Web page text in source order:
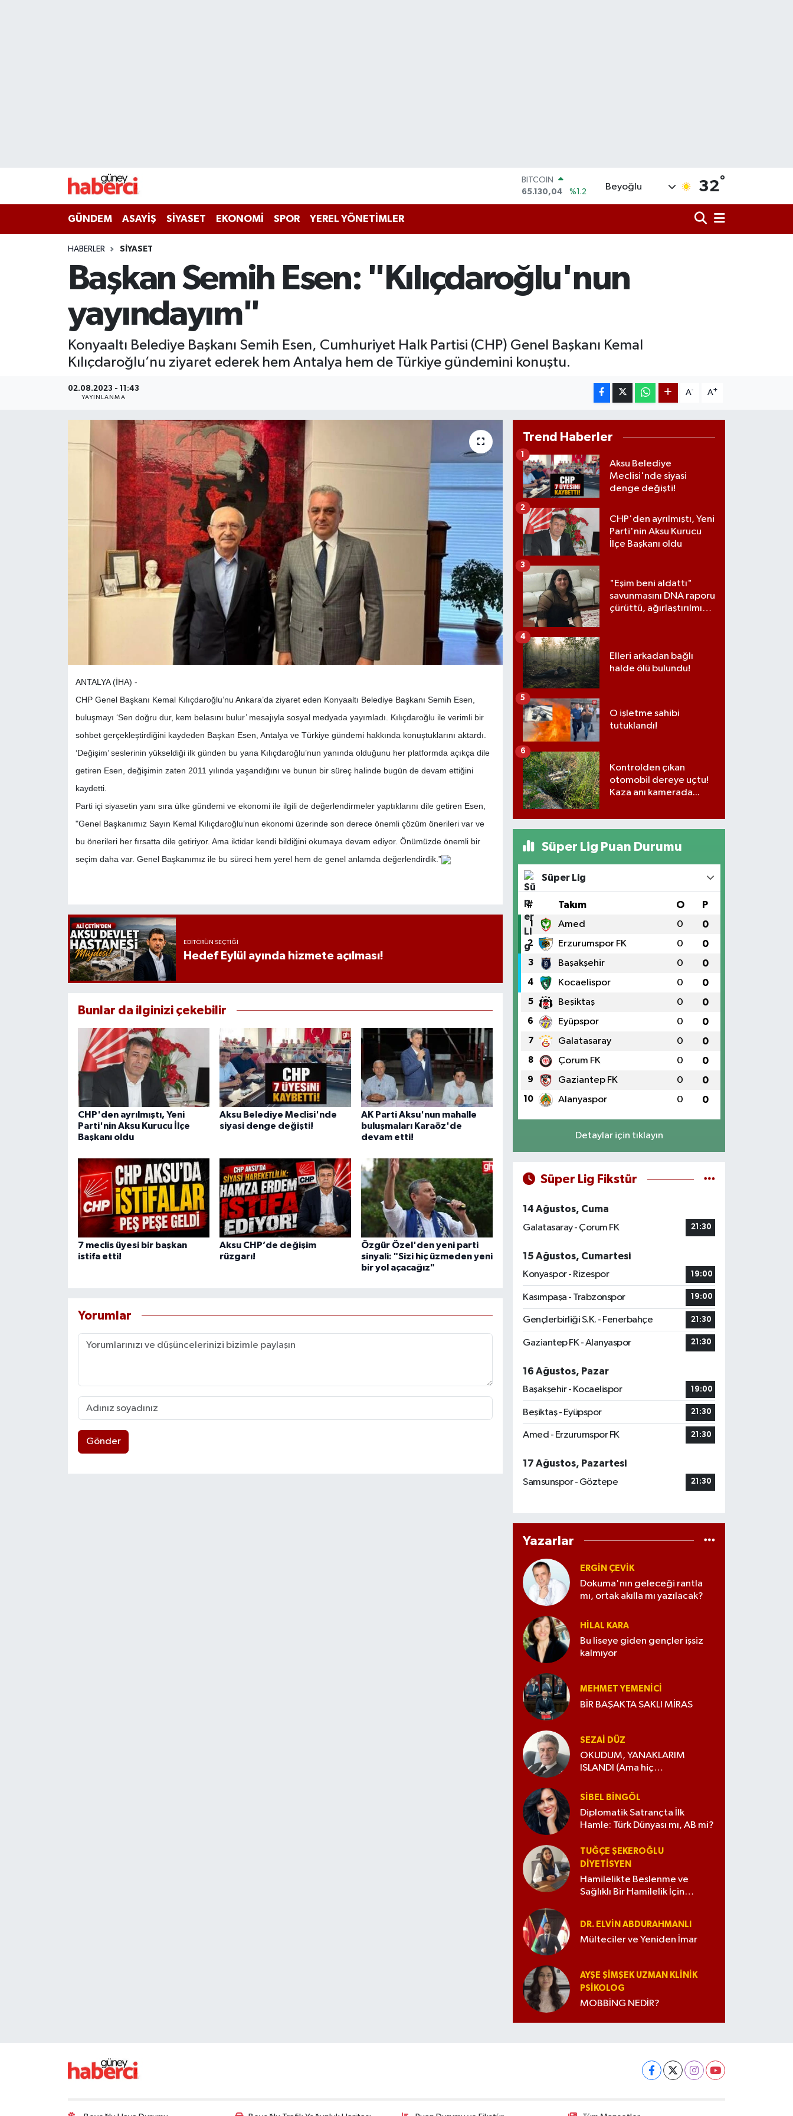
65.130,04
DOLAR
6618.49
%2.12
BİST100
13.773
Beyoğlu 32°
GÜNDEM ASAYİŞ SİYASET EKONOMİ SPOR YEREL YÖNETİMLER
HABERLER SİYASET
Başkan Semih Esen: "Kılıçdaroğlu'nun
yayındayım"
Konyaaltı Belediye Başkanı Semih Esen, Cumhuriyet Halk Partisi (CHP) Genel Başkanı Kemal
Kılıçdaroğlu’nu ziyaret ederek hem Antalya hem de Türkiye gündemini konuştu.
02.08.2023 - 11:43
YAYINLANMA
A- A+
ANTALYA (İHA) -
CHP Genel Başkanı Kemal Kılıçdaroğlu’nu Ankara’da ziyaret eden Konyaaltı Belediye Başkanı Semih Esen,
buluşmayı ‘Sen doğru dur, kem belasını bulur’ mesajıyla sosyal medyada yayımladı. Kılıçdaroğlu ile verimli bir
sohbet gerçekleştirdiğini kaydeden Başkan Esen, Antalya ve Türkiye gündemi hakkında konuştuklarını aktardı.
‘Değişim’ seslerinin yükseldiği ilk günden bu yana Kılıçdaroğlu’nun yanında olduğunu her platformda açıkça dile
getiren Esen, değişimin zaten 2011 yılında yaşandığını ve bunun bir süreç halinde bugün de devam ettiğini
kaydetti.
Parti içi siyasetin yanı sıra ülke gündemi ve ekonomi ile ilgili de değerlendirmeler yaptıklarını dile getiren Esen,
"Genel Başkanımız Sayın Kemal Kılıçdaroğlu’nun ekonomi üzerinde son derece önemli çözüm önerileri var ve
bu önerileri her fırsatta dile getiriyor. Ama iktidar kendi bildiğini okumaya devam ediyor. Önümüzde önemli bir
seçim daha var. Genel Başkanımız ile bu süreci hem yerel hem de genel anlamda değerlendirdik.”
EDITÖRÜN SEÇTIĞI
Hedef Eylül ayında hizmete açılması!
Bunlar da ilginizi çekebilir
CHP'den ayrılmıştı, Yeni
Parti'nin Aksu Kurucu İlçe
Başkanı oldu
Aksu Belediye Meclisi'nde
siyasi denge değişti!
AK Parti Aksu'nun mahalle
buluşmaları Karaöz'de
devam etti!
7 meclis üyesi bir başkan
istifa etti!
Aksu CHP’de değişim
rüzgarı!
Özgür Özel'den yeni parti
sinyali: "Sizi hiç üzmeden yeni
bir yol açacağız"
Yorumlar
Gönder
Trend Haberler
Aksu Belediye
Meclisi'nde siyasi
denge değişti!
1
CHP'den ayrılmıştı, Yeni
Parti'nin Aksu Kurucu
İlçe Başkanı oldu
2
"Eşim beni aldattı"
savunmasını DNA raporu
çürüttü, ağırlaştırılmış
3
Elleri arkadan bağlı
halde ölü bulundu!
4
O işletme sahibi
tutuklandı!
5
Kontrolden çıkan
otomobil dereye uçtu!
Kaza anı kamerada...
6
Süper Lig Puan Durumu
Süper Lig
# Takım O P
1 Amed 0 0
2 Erzurumspor FK 0 0
3 Başakşehir 0 0
4 Kocaelispor 0 0
5 Beşiktaş 0 0
6 Eyüpspor 0 0
7 Galatasaray 0 0
8 Çorum FK 0 0
9 Gaziantep FK 0 0
10 Alanyaspor 0 0
Detaylar için tıklayın
Süper Lig Fikstür
14 Ağustos, Cuma
Galatasaray - Çorum FK
21:30
15 Ağustos, Cumartesi
Konyaspor - Rizespor
19:00
Kasımpaşa - Trabzonspor 19:00
Gençlerbirliği S.K. - Fenerbahçe 21:30
Gaziantep FK - Alanyaspor 21:30
16 Ağustos, Pazar
Başakşehir - Kocaelispor
19:00
Beşiktaş - Eyüpspor 21:30
Amed - Erzurumspor FK 21:30
17 Ağustos, Pazartesi
Samsunspor - Göztepe
21:30
Yazarlar
ERGIN ÇEVİK
Dokuma'nın geleceği rantla
mı, ortak akılla mı yazılacak?
HILAL KARA
Bu liseye giden gençler işsiz
kalmıyor
MEHMET YEMENICI
BİR BAŞAKTA SAKLI MİRAS
SEZAI DÜZ
OKUDUM, YANAKLARIM
ISLANDI (Ama hiç
SIBEL BINGÖL
Diplomatik Satrançta İlk
Hamle: Türk Dünyası mı, AB mi?
TUĞÇE ŞEKEROĞLU
DIYETISYEN
Hamilelikte Beslenme ve
Sağlıklı Bir Hamilelik İçin
DR. ELVIN ABDURAHMANLI
Mülteciler ve Yeniden İmar
AYŞE ŞIMŞEK UZMAN KLINIK
PSIKOLOG
MOBBİNG NEDİR?
Haber Arşivi